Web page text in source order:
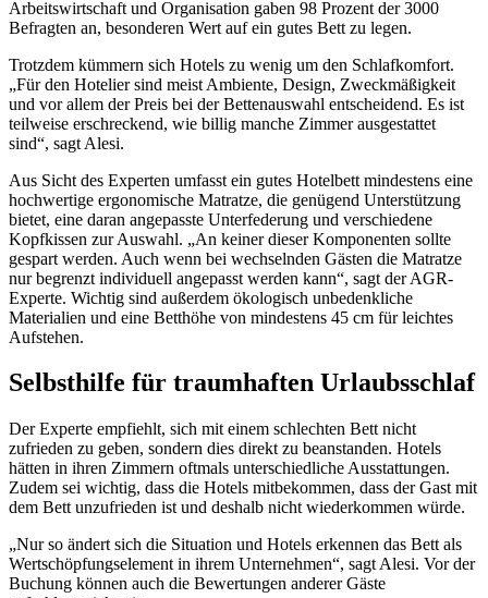
Arbeitswirtschaft und Organisation gaben 98 Prozent der 3000
Befragten an, besonderen Wert auf ein gutes Bett zu legen.
Trotzdem kümmern sich Hotels zu wenig um den Schlafkomfort.
„Für den Hotelier sind meist Ambiente, Design, Zweckmäßigkeit
und vor allem der Preis bei der Bettenauswahl entscheidend. Es ist
teilweise erschreckend, wie billig manche Zimmer ausgestattet
sind“, sagt Alesi.
Aus Sicht des Experten umfasst ein gutes Hotelbett mindestens eine
hochwertige ergonomische Matratze, die genügend Unterstützung
bietet, eine daran angepasste Unterfederung und verschiedene
Kopfkissen zur Auswahl. „An keiner dieser Komponenten sollte
gespart werden. Auch wenn bei wechselnden Gästen die Matratze
nur begrenzt individuell angepasst werden kann“, sagt der AGR-
Experte. Wichtig sind außerdem ökologisch unbedenkliche
Materialien und eine Betthöhe von mindestens 45 cm für leichtes
Aufstehen.
Selbsthilfe für traumhaften Urlaubsschlaf
Der Experte empfiehlt, sich mit einem schlechten Bett nicht
zufrieden zu geben, sondern dies direkt zu beanstanden. Hotels
hätten in ihren Zimmern oftmals unterschiedliche Ausstattungen.
Zudem sei wichtig, dass die Hotels mitbekommen, dass der Gast mit
dem Bett unzufrieden ist und deshalb nicht wiederkommen würde.
„Nur so ändert sich die Situation und Hotels erkennen das Bett als
Wertschöpfungselement in ihrem Unternehmen“, sagt Alesi. Vor der
Buchung können auch die Bewertungen anderer Gäste